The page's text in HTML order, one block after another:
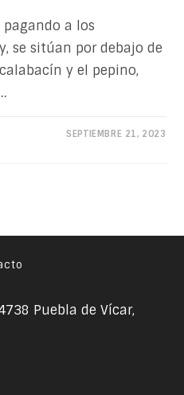
pagando a los
se sitúan por debajo de
y el pepino,
SEPTIEMBRE 21, 2023
Puebla de Vícar,